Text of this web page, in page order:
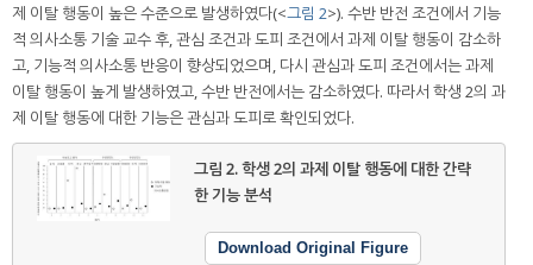
제 이탈 행동이 높은 수준으로 발생하였다(<그림 2>). 수반 반전 조건에서 기능
적 의사소통 기술 교수 후, 관심 조건과 도피 조건에서 과제 이탈 행동이 감소하
고, 기능적 의사소통 반응이 향상되었으며, 다시 관심과 도피 조건에서는 과제
이탈 행동이 높게 발생하였고, 수반 반전에서는 감소하였다. 따라서 학생 2의 과
제 이탈 행동에 대한 기능은 관심과 도피로 확인되었다.
그림 2.학생 2의 과제 이탈 행동에 대한 간략
한 기능 분석
Download Original Figure